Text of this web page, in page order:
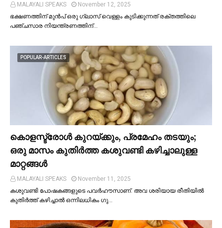
MALAYALI SPEAKS
November 12, 2025
ഭക്ഷണത്തിന് മുന്‍പ് ഒരു ഗ്ലാസ് വെള്ളം കുടിക്കുന്നത് രക്തത്തിലെ
പഞ്ചസാര നിയന്ത്രണത്തിന്…
POPULAR-ARTICLES
കൊളസ്ട്രോള്‍ കുറയ്ക്കും, പ്രമേഹം തടയും;
ഒരു മാസം കുതിര്‍ത്ത കശുവണ്ടി കഴിച്ചാലുള്ള
മാറ്റങ്ങള്‍
MALAYALI SPEAKS
November 11, 2025
കശുവണ്ടി പോഷകങ്ങളുടെ പവർഹൗസാണ്. അവ ശരിയായ രീതിയില്‍
കുതിർത്ത് കഴിച്ചാല്‍ ഒന്നിലധികം ഗു…